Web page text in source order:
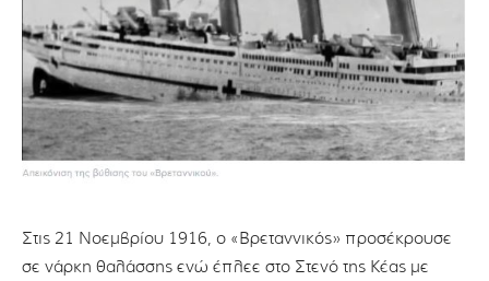
Στις 21 Νοεμβρίου 1916, ο «Βρεταννικός» προσέκρουσε
σε νάρκη θαλάσσης ενώ έπλεε στο Στενό της Κέας με